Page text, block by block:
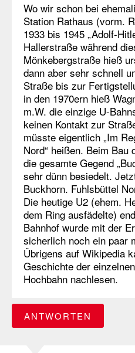
Wo wir schon bei
Station Rathaus (vorm.
1933 bis 1945 „Adolf-
Hallerstraße während
Mönkebergstraße hieß
dann aber sehr schnell
Straße bis zur
in den 1970ern hieß
m.W. die einzige U-
keinen Kontakt zur
müsste eigentlich „Im
Nord“ heißen. Beim Bau
die gesamte Gegend
sehr dünn besiedelt.
Buckhorn. Fuhlsbüttel
Die heutige U2 (ehem.
dem Ring ausfädelte)
Bahnhof wurde mit der
sicherlich noch ein paar
Übrigens auf Wikipedia
Geschichte der
Hochbahn nachlesen.
ANTWORTEN